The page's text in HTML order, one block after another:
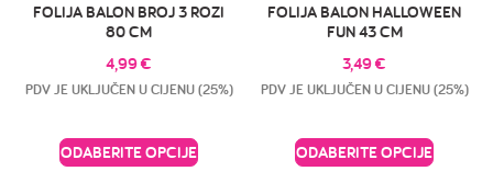
FOLIJA BALON BROJ 3 ROZI
80 CM
4,99€
PDV JE UKLJUČEN U CIJENU (25%)
ODABERITE OPCIJE
FOLIJA BALON HALLOWEEN
FUN 43 CM
3,49€
PDV JE UKLJUČEN U CIJENU (25%)
ODABERITE OPCIJE